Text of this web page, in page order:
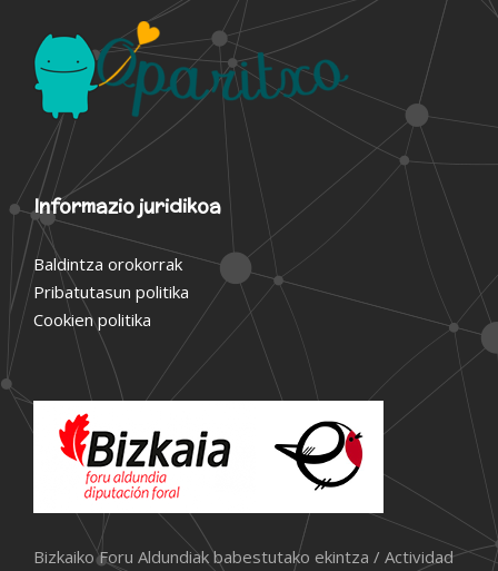
Informazio juridikoa
Baldintza orokorrak
Pribatutasun politika
Cookien politika
Bizkaiko Foru Aldundiak babestutako ekintza / Actividad